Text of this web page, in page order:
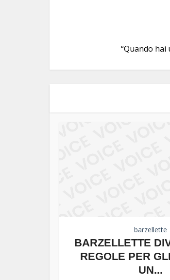
“Quando hai
barzellette
BARZELLETTE
REGOLE PER
UN...